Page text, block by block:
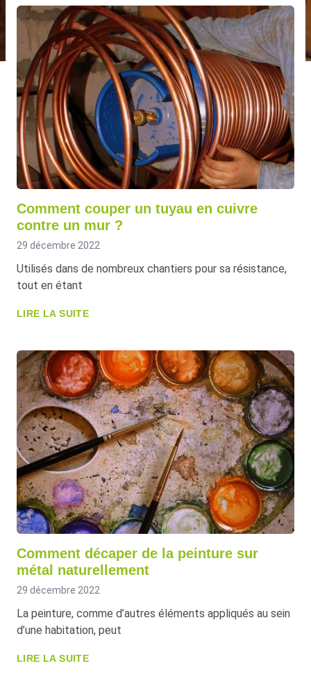
Comment couper un tuyau en cuivre
contre un mur ?
29 décembre 2022
Utilisés dans de nombreux chantiers pour sa résistance,
tout en étant
LIRE LA SUITE
Comment décaper de la peinture sur
métal naturellement
29 décembre 2022
La peinture, comme d’autres éléments appliqués au sein
d’une habitation, peut
LIRE LA SUITE